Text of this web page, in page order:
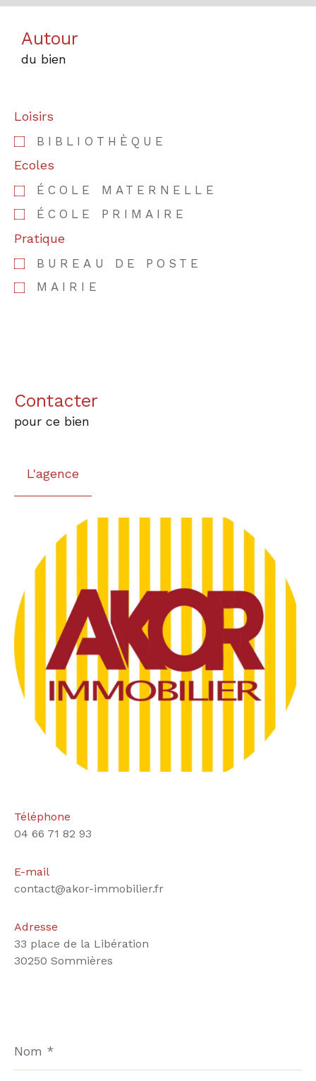
Autour
du bien
Loisirs
BIBLIOTHÈQUE
Ecoles
ÉCOLE MATERNELLE
ÉCOLE PRIMAIRE
Pratique
BUREAU DE POSTE
MAIRIE
Contacter
pour ce bien
L'agence
Téléphone
04 66 71 82 93
E-mail
contact@akor-immobilier.fr
Adresse
33 place de la Libération
30250 Sommières
*